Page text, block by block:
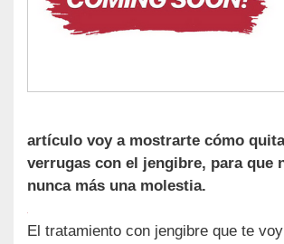
artículo voy a mostrarte cómo
verrugas con el jengibre, para que
nunca más una molestia.
El tratamiento con jengibre que te